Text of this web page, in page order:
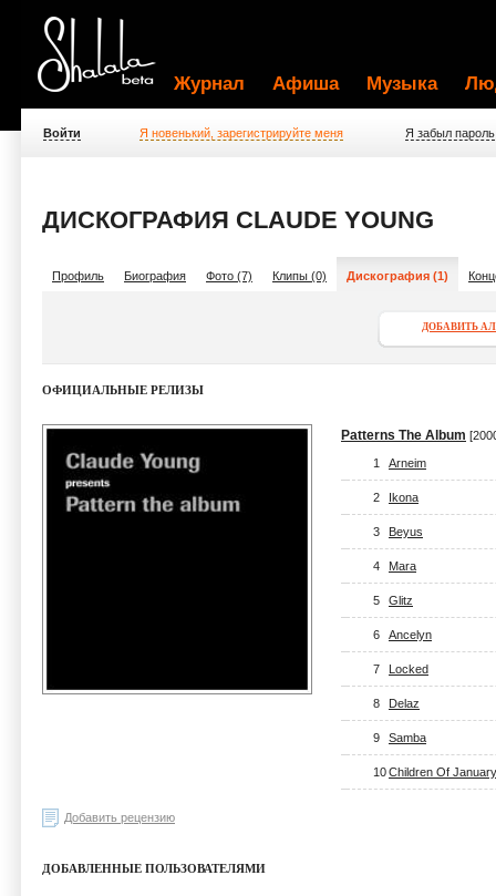
Журнал Афиша Музыка
Войти Я новенький, зарегистрируйте меня Я забыл пароль
ДИСКОГРАФИЯ CLAUDE YOUNG
Профиль Биография Фото (7) Клипы (0) Дискография (1)
ДОБАВИТЬ
ОФИЦИАЛЬНЫЕ РЕЛИЗЫ
Patterns The Album
1 Arneim
2 Ikona
3 Beyus
4 Mara
5 Glitz
6 Ancelyn
7 Locked
8 Delaz
9 Samba
10Children Of January
Добавить рецензию
ДОБАВЛЕННЫЕ ПОЛЬЗОВАТЕЛЯМИ